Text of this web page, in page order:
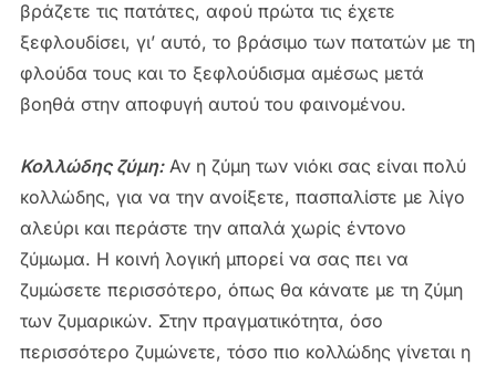
βράζετε τις πατάτες, αφού πρώτα τις έχετε
ξεφλουδίσει, γι’ αυτό, το βράσιμο των πατατών με τη
φλούδα τους και το ξεφλούδισμα αμέσως μετά
βοηθά στην αποφυγή αυτού του φαινομένου.
Κολλώδης ζύμη:Αν η ζύμη των νιόκι σας είναι πολύ
κολλώδης, για να την ανοίξετε, πασπαλίστε με λίγο
αλεύρι και περάστε την απαλά χωρίς έντονο
ζύμωμα. Η κοινή λογική μπορεί να σας πει να
ζυμώσετε περισσότερο, όπως θα κάνατε με τη ζύμη
των ζυμαρικών. Στην πραγματικότητα, όσο
περισσότερο ζυμώνετε, τόσο πιο κολλώδης γίνεται η